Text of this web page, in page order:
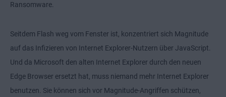
Ransomware.
Seitdem Flash weg vom Fenster ist, konzentriert sich Magnitude
auf das Infizieren von Internet Explorer-Nutzern über JavaScript.
Und da Microsoft den alten Internet Explorer durch den neuen
Edge Browser ersetzt hat, muss niemand mehr Internet Explorer
benutzen. Sie können sich vor Magnitude-Angriffen schützen,